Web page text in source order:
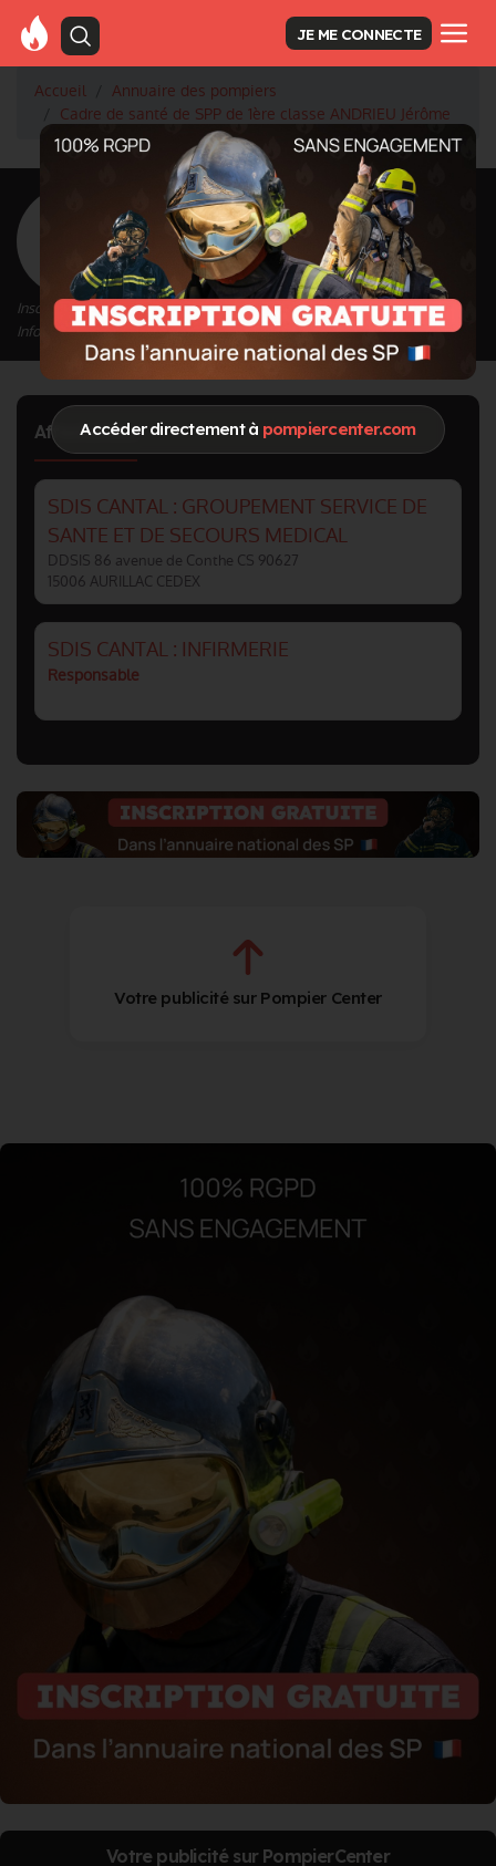
Accéder directement à pompiercenter.com
JE ME CONNECTE
Accueil
Annuaire des pompiers
Cadre de santé de SPP de 1ère classe ANDRIEU Jérôme
<Retour à la liste des pompiers
ANDRIEU Jérôme
Grade : Cadre de santé de SPP de 1ère classe
Inscrit depuis le 02/10/2020 à 16:13
Informations mises à jour le 02/10/2020 à 16:16
Affectations
SDIS CANTAL : GROUPEMENT SERVICE DE
SANTE ET DE SECOURS MEDICAL
DDSIS 86 avenue de Conthe CS 90627
15006 AURILLAC CEDEX
SDIS CANTAL : INFIRMERIE
Responsable
Votre publicité sur Pompier Center
Votre publicité sur PompierCenter